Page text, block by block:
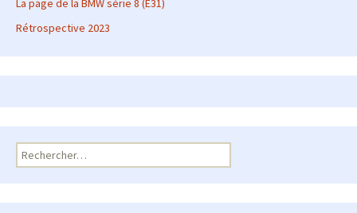
Rétrospective 2023
Rechercher :